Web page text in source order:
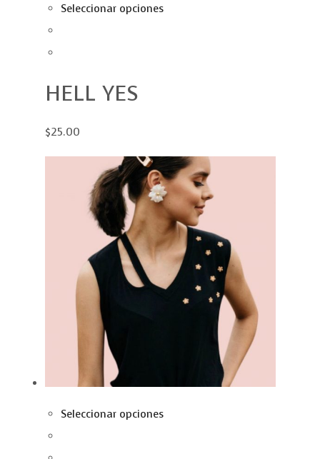
Seleccionar opciones
HELL YES
$25.00
Seleccionar opciones